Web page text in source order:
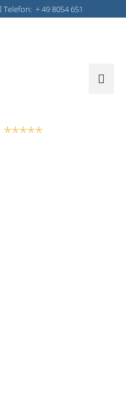
Telefon: + 49 8054 651